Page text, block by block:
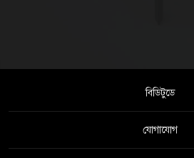
বিডিটুডে
যোগাযোগ